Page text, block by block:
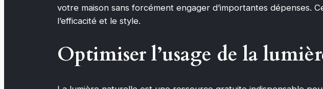
votre maison sans forcément engager d’importantes dépenses.
l’efficacité et le style.
Optimiser l’usage de la